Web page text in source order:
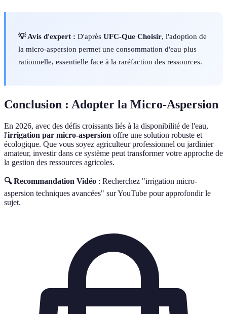
💡 Avis d'expert : D'après UFC-Que Choisir, l'adoption de
la micro-aspersion permet une consommation d'eau plus
rationnelle, essentielle face à la raréfaction des ressources.
Conclusion : Adopter la Micro-Aspersion
En 2026, avec des défis croissants liés à la disponibilité de l'eau,
l'irrigation par micro-aspersion offre une solution robuste et
écologique. Que vous soyez agriculteur professionnel ou jardinier
amateur, investir dans ce système peut transformer votre approche de
la gestion des ressources agricoles.
🔍 Recommandation Vidéo : Recherchez "irrigation micro-
aspersion techniques avancées" sur YouTube pour approfondir le
sujet.